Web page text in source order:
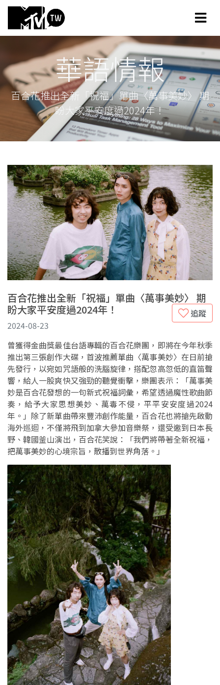
華語情報
百合花推出全新「祝福」單曲〈萬事美妙〉 期
盼大家平安度過2024年！
百合花推出全新「祝福」單曲〈萬事美妙〉 期
盼大家平安度過2024年！
追蹤
2024-08-23
曾獲得金曲獎最佳台語專輯的百合花樂團，即將在今年秋季
推出第三張創作大碟，首波推薦單曲〈萬事美妙〉在日前搶
先發行，以宛如咒語般的洗腦旋律，搭配忽高忽低的直笛聲
響，給人一股爽快又強勁的聽覺衝擊，樂團表示：「萬事美
妙是百合花發想的一句新式祝福詞彙，希望透過魔性歌曲節
奏，給予大家思想美妙、萬毒不侵，平平安安度過2024
年。」除了新單曲帶來豐沛創作能量，百合花也將搶先啟動
海外巡迴，不僅將飛到加拿大參加音樂祭，還受邀到日本長
野、韓國釜山演出，百合花笑說：「我們將帶著全新祝福，
把萬事美妙的心境宗旨，散播到世界角落。」